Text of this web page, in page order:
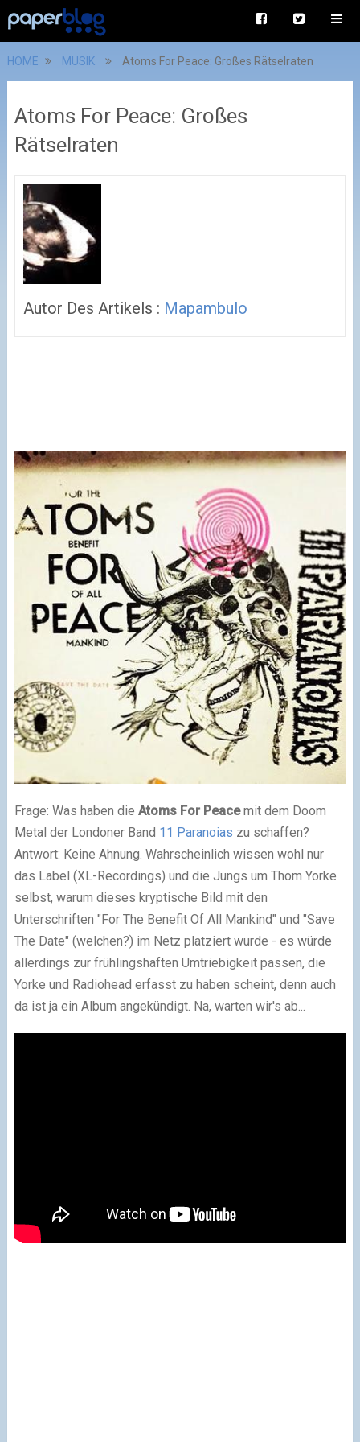
HOME MUSIK Atoms For Peace: Großes Rätselraten
Atoms For Peace: Großes
Rätselraten
Autor Des Artikels : Mapambulo
Frage: Was haben die Atoms For Peacemit dem Doom
Metal der Londoner Band 11 Paranoias zu schaffen?
Antwort: Keine Ahnung. Wahrscheinlich wissen wohl nur
das Label (XL-Recordings) und die Jungs um Thom Yorke
selbst, warum dieses kryptische Bild mit den
Unterschriften "For The Benefit Of All Mankind" und "Save
The Date" (welchen?) im Netz platziert wurde - es würde
allerdings zur frühlingshaften Umtriebigkeit passen, die
Yorke und Radiohead erfasst zu haben scheint, denn auch
da ist ja ein Album angekündigt. Na, warten wir's ab...